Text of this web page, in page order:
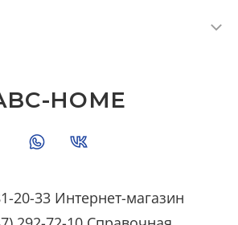
20-33 Интернет-магазин
HOME